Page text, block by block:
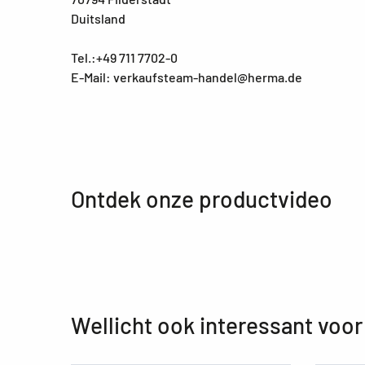
Duitsland
Tel.:+49 711 7702-0
E-Mail: verkaufsteam-handel@herma.de
Ontdek onze productvideo
Wellicht ook interessant